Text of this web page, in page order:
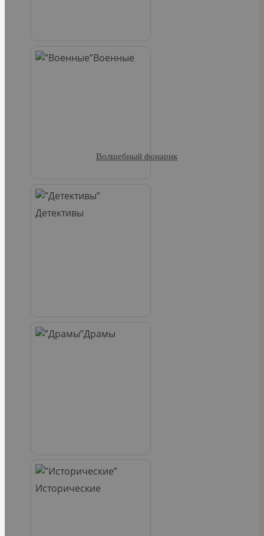
Военные
Детективы
Драмы
Исторические
Волшебный фонарик